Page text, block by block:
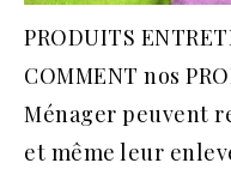
PRODUITS
COMMENT nos
Ménager peuvent
et même leur